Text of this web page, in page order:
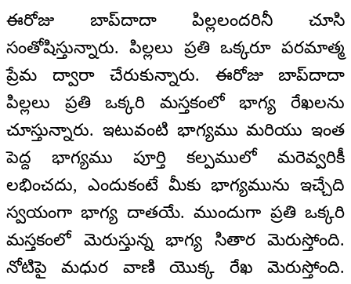
ఈరోజు బాప్‌దాదా పిల్లలందరినీ చూసి
సంతోషిస్తున్నారు. పిల్లలు ప్రతి ఒక్కరూ పరమాత్మ
ప్రేమ ద్వారా చేరుకున్నారు. ఈరోజు బాప్‌దాదా
పిల్లలు ప్రతి ఒక్కరి మస్తకంలో భాగ్య రేఖలను
చూస్తున్నారు. ఇటువంటి భాగ్యము మరియు ఇంత
పెద్ద భాగ్యము పూర్తి కల్పములో మరెవ్వరికీ
లభించదు, ఎందుకంటే మీకు భాగ్యమును ఇచ్చేది
స్వయంగా భాగ్య దాతయే. ముందుగా ప్రతి ఒక్కరి
మస్తకంలో మెరుస్తున్న భాగ్య సితార మెరుస్తోంది.
నోటిపై మధుర వాణి యొక్క రేఖ మెరుస్తోంది.